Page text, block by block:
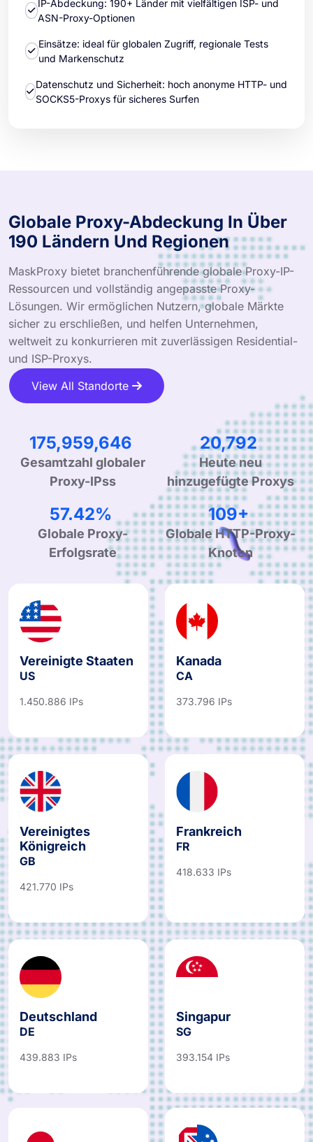
IP-Abdeckung: 190+ Länder mit vielfältigen ISP- und
ASN-Proxy-Optionen
Einsätze: ideal für globalen Zugriff, regionale Tests
und Markenschutz
Datenschutz und Sicherheit: hoch anonyme HTTP- und
SOCKS5-Proxys für sicheres Surfen
Globale Proxy-Abdeckung In Über
190 Ländern Und Regionen
MaskProxy bietet branchenführende globale Proxy-IP-
Ressourcen und vollständig angepasste Proxy-
Lösungen. Wir ermöglichen Nutzern, globale Märkte
sicher zu erschließen, und helfen Unternehmen,
weltweit zu konkurrieren mit zuverlässigen Residential-
und ISP-Proxys.
View All Standorte
277,670,424
Gesamtzahl globaler
Proxy-IPss
32,810
Heute neu
hinzugefügte Proxys
92.13%
Globale Proxy-
Erfolgsrate
174+
Globale HTTP-Proxy-
Knoten
Vereinigte Staaten
US
1.450.886 IPs
Kanada
CA
373.796 IPs
Vereinigtes
Königreich
GB
421.770 IPs
Frankreich
FR
418.633 IPs
Deutschland
DE
439.883 IPs
Singapur
SG
393.154 IPs